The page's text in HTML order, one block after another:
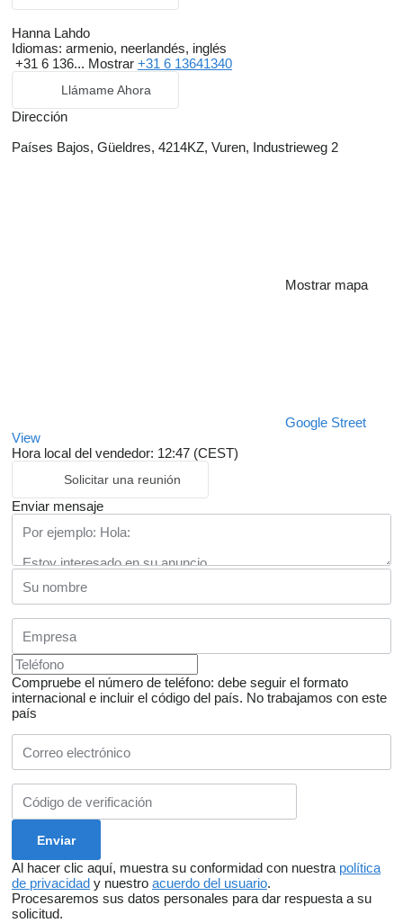
Hanna Lahdo
Idiomas: armenio, neerlandés, inglés
+31 6 136... Mostrar +31 6 13641340
Llámame Ahora
Dirección
Países Bajos, Güeldres, 4214KZ, Vuren, Industrieweg 2
Mostrar mapa
Google Street
View
Hora local del vendedor: 12:47 (CEST)
Solicitar una reunión
Enviar mensaje
Compruebe el número de teléfono: debe seguir el formato
internacional e incluir el código del país. No trabajamos con este
país
Al hacer clic aquí, muestra su conformidad con nuestra política
de privacidad y nuestro acuerdo del usuario.
Procesaremos sus datos personales para dar respuesta a su
solicitud.